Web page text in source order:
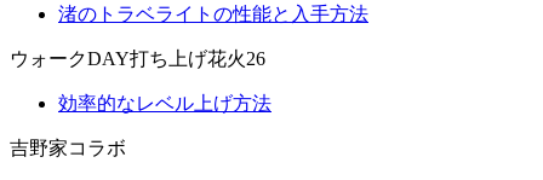
渚のトラベライトの性能と入手方法
ウォークDAY打ち上げ花火26
効率的なレベル上げ方法
吉野家コラボ